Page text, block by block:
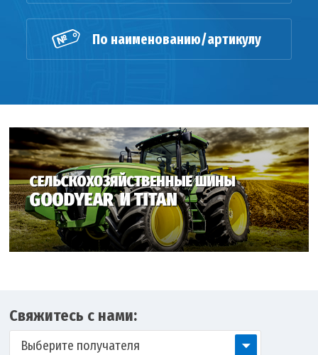
По наименованию/артикулу
Свяжитесь с нами:
Выберите получателя